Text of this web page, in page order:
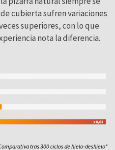
cubierta sufren variaciones
superiores, con lo que
nota la diferencia.
tras 300 ciclos de hielo-deshielo*